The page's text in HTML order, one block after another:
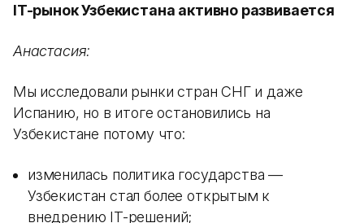
IT-рынок Узбекистана активно развивается
Анастасия:
Мы исследовали рынки стран СНГ и даже
Испанию, но в итоге остановились на
Узбекистане потому что:
изменилась политика государства —
Узбекистан стал более открытым к
внедрению IT-решений;